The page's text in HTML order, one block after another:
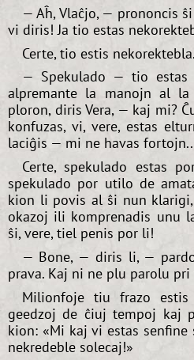
— Aĥ, Vlaĉjo, — prononcis
vi diris! Ja tio estas
Certe, tio estis
— Spekulado — tio
alpremante la manojn al
ploron, diris Vera, — kaj mi?
konfuzas, vi, vere, estas
laciĝis — mi ne havas
Certe, spekulado estas
spekulado por utilo de
kion li povis al ŝi nun
okazoj ili komprenadis unu
ŝi, vere, tiel penis por li!
— Bone, — diris li, —
prava. Kaj ni ne plu parolu
Milionfoje tiu frazo
geedzoj de ĉiuj tempoj kaj
kion: «Mi kaj vi estas senfine
nekredeble solecaj!»